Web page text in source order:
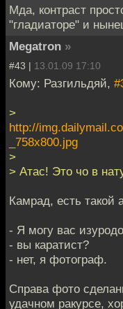
Мда, контраст
"гладиаторе" и
Megatron »
#43 | 13.01.09 17:10
Кому: Разгильдяй,
>
http://
_758x800.jpg
>
> Атас! Это чо в
Камрад, есть такой
- Я могу вас
- вы каратист?
- нет, я фотограф.
Справа фото
удачном ракурсе,